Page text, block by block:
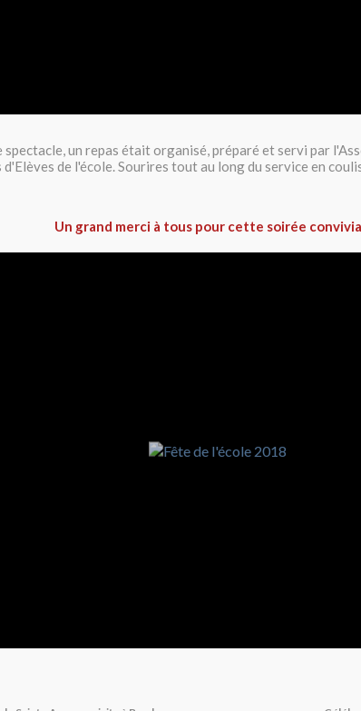
spectacle, un repas était organisé, préparé et servi par
de l'école. Sourires tout au long du service en
Un grand merci à tous pour cette soirée